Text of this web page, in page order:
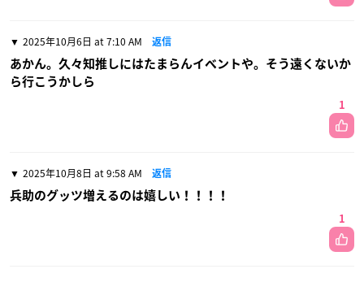
2025年10月6日 at 7:10 AM 返信
あかん。久々知推しにはたまらんイベントや。そう遠くないか
ら行こうかしら
1
2025年10月8日 at 9:58 AM 返信
兵助のグッツ増えるのは嬉しい！！！！
1